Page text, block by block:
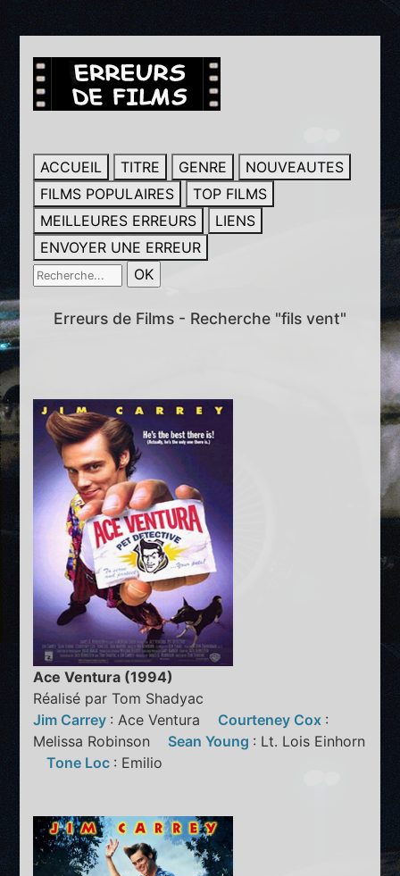
ACCUEIL TITRE GENRE
NOUVEAUTES
FILMS POPULAIRES
TOP FILMS
MEILLEURES ERREURS
LIENS
ENVOYER UNE ERREUR
Erreurs de Films - Recherche "fils vent"
Ace Ventura (1994)
Réalisé par Tom Shadyac
Jim Carrey : Ace Ventura Courteney Cox :
Melissa Robinson Sean Young : Lt. Lois Einhorn
Tone Loc : Emilio